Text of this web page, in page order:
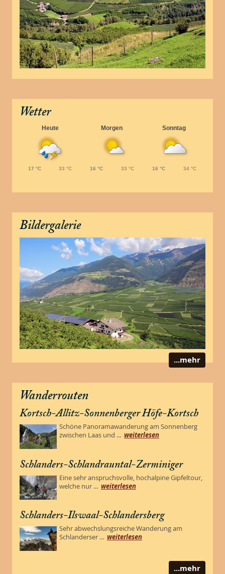
Wetter
Heute Morgen Sonntag
17 °C 33 °C 16 °C 33 °C 16 °C 34 °C
Bildergalerie
...mehr
Wanderrouten
Kortsch-Allitz-Sonnenberger Höfe-Kortsch
Schöne Panoramawanderung am Sonnenberg
zwischen Laas und ... weiterlesen
Schlanders-Schlandrauntal-Zerminiger
Eine sehr anspruchsvolle, hochalpine Gipfeltour,
welche nur ... weiterlesen
Schlanders-Ilswaal-Schlandersberg
Sehr abwechslungsreiche Wanderung am
Schlanderser ... weiterlesen
...mehr